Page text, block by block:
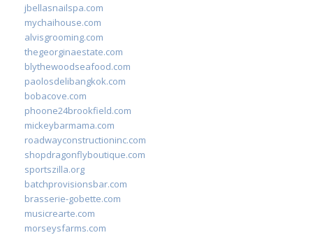
jbellasnailspa.com
mychaihouse.com
alvisgrooming.com
thegeorginaestate.com
blythewoodseafood.com
paolosdelibangkok.com
bobacove.com
phoone24brookfield.com
mickeybarmama.com
roadwayconstructioninc.com
shopdragonflyboutique.com
sportszilla.org
batchprovisionsbar.com
brasserie-gobette.com
musicrearte.com
morseysfarms.com